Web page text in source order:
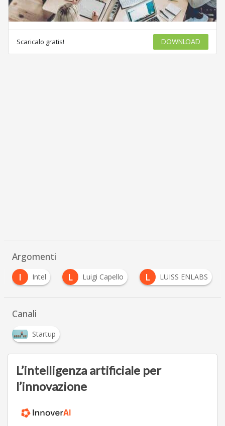
Scaricalo gratis! DOWNLOAD
Argomenti
L
Luigi Capello L LUISS ENLABS M Microsoft
Canali
Startup
L’intelligenza artificiale per
l’innovazione